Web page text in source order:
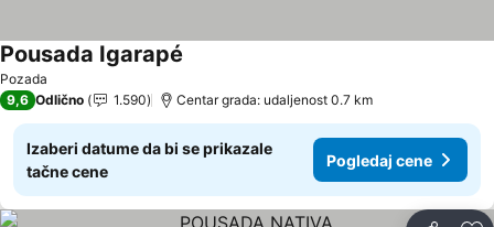
Pozada
Pousada Igarapé
9,6 Odlično 1.590 Centar grada: udaljenost 0.7 km
Izaberi datume da bi se prikazale
tačne cene
Pogledaj cene